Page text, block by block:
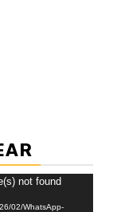
not found
02/WhatsApp-